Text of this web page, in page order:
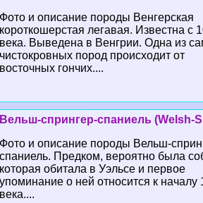
Фото и описание породы Венгерская
короткошерстая легавая. Известна с
века. Выведена в Венгрии. Одна из
чистокровных пород происходит от
восточных гончих....
Вельш-спрингер-спаниель (Welsh-
Фото и описание породы Вельш-
спаниель. Предком, вероятно была
которая обитала в Уэльсе и первое
упоминание о ней относится к началу
века....